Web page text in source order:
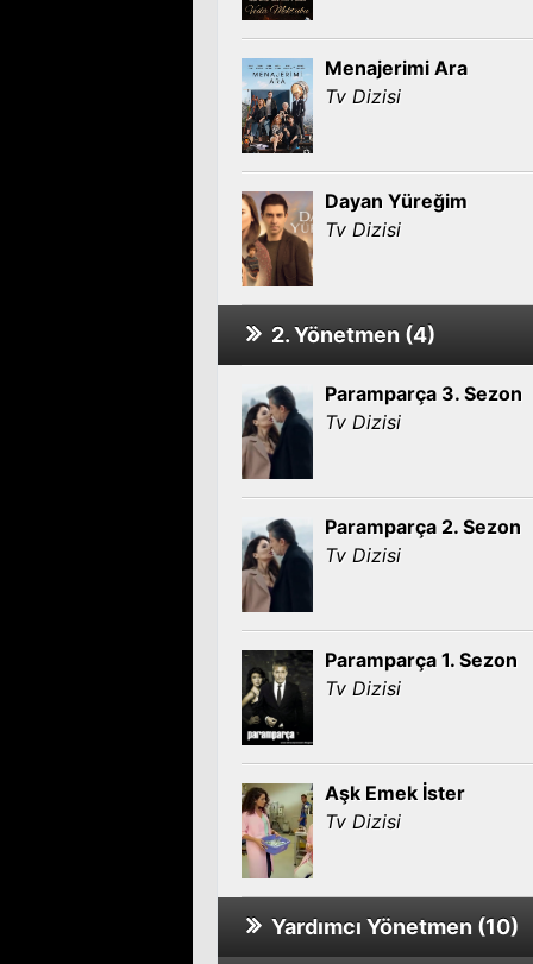
Menajerimi Ara
Tv Dizisi
Dayan Yüreğim
Tv Dizisi
2. Yönetmen (4)
Paramparça 3. Sezon
Tv Dizisi
Paramparça 2. Sezon
Tv Dizisi
Paramparça 1. Sezon
Tv Dizisi
Aşk Emek İster
Tv Dizisi
Yardımcı Yönetmen (10)